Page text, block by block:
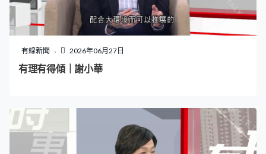
有線新聞 2026年06月27日
有理有得傾｜謝小華